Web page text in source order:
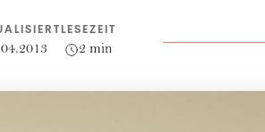
LESEZEIT
2 min